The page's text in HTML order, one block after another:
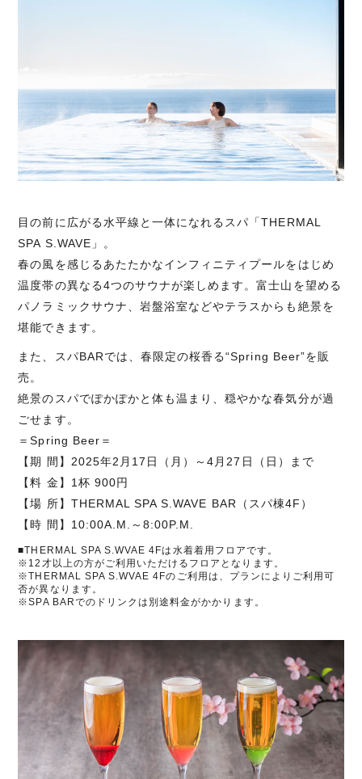
目の前に広がる水平線と一体になれるスパ「THERMAL
SPA S.WAVE」。
春の風を感じるあたたかなインフィニティプールをはじめ
温度帯の異なる4つのサウナが楽しめます。富士山を望める
パノラミックサウナ、岩盤浴室などやテラスからも絶景を
堪能できます。
また、スパBARでは、春限定の桜香る“Spring Beer”を販
売。
絶景のスパでぽかぽかと体も温まり、穏やかな春気分が過
ごせます。
＝Spring Beer＝
【期 間】2025年2月17日（月）～4月27日（日）まで
【料 金】1杯 900円
【場 所】THERMAL SPA S.WAVE BAR（スパ棟4F）
【時 間】10:00A.M.～8:00P.M.
■THERMAL SPA S.WVAE 4Fは水着着用フロアです。
※12才以上の方がご利用いただけるフロアとなります。
※THERMAL SPA S.WVAE 4Fのご利用は、プランによりご利用可
否が異なります。
※SPA BARでのドリンクは別途料金がかかります。